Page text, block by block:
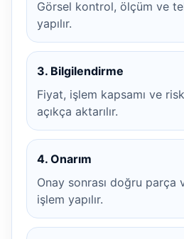
Görsel kontrol, ölçüm ve
yapılır.
3. Bilgilendirme
Fiyat, işlem kapsamı ve
açıkça aktarılır.
4. Onarım
Onay sonrası doğru
işlem yapılır.